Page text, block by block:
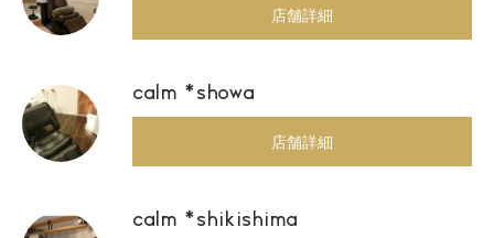
店舗詳細
calm *showa
店舗詳細
calm *shikishima